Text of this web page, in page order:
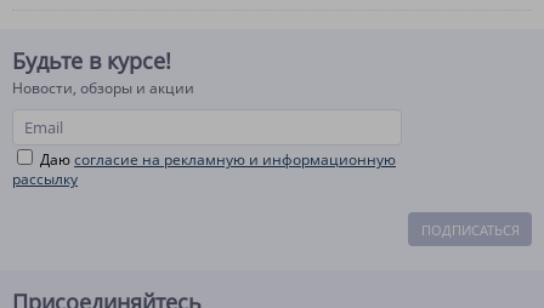
Будьте в курсе!
Новости, обзоры и акции
Даюсогласие на рекламную и информационную
рассылку
ПОДПИСАТЬСЯ
Присоединяйтесь